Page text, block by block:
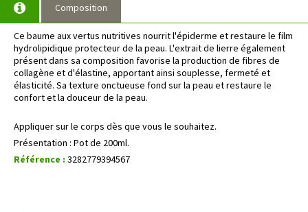
Composition
Ce baume aux vertus nutritives nourrit l'épiderme et restaure le film
hydrolipidique protecteur de la peau. L'extrait de lierre également
présent dans sa composition favorise la production de fibres de
collagène et d'élastine, apportant ainsi souplesse, fermeté et
élasticité. Sa texture onctueuse fond sur la peau et restaure le
confort et la douceur de la peau.
Appliquer sur le corps dès que vous le souhaitez.
Présentation : Pot de 200ml.
Référence : 3282779394567